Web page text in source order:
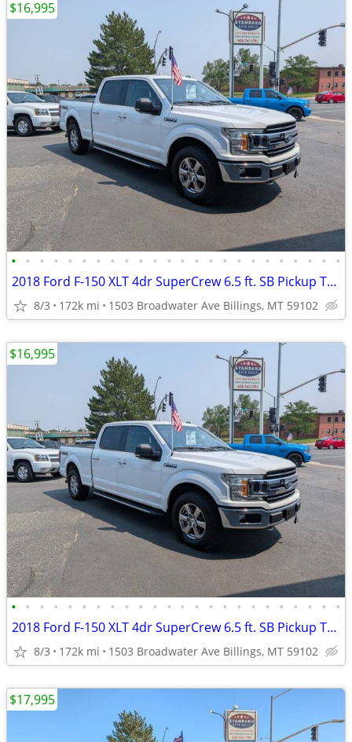
• • • • • • • • • • • • • • • • • • • • • • • •
2018 Ford F-150 XLT 4dr SuperCrew 6.5 ft. SB Pickup Truck 4x4 4WD F15
8/3 172k mi 1503 Broadwater Ave Billings, MT 59102
$16,995
• • • • • • • • • • • • • • • • • • • • • • • •
2018 Ford F-150 XLT 4dr SuperCrew 6.5 ft. SB Pickup Truck 4x4 4WD F15
8/3 172k mi 1503 Broadwater Ave Billings, MT 59102
$16,995
$17,995